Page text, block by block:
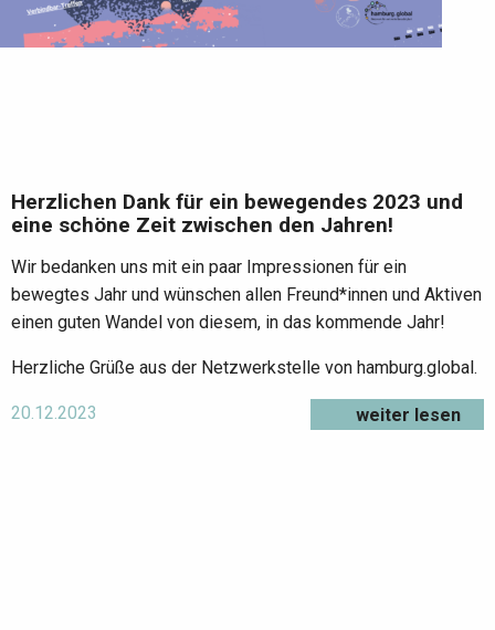
Herzlichen Dank für ein bewegendes 2023 und
eine schöne Zeit zwischen den Jahren!
Wir bedanken uns mit ein paar Impressionen für ein
bewegtes Jahr und wünschen allen Freund*innen und Aktiven
einen guten Wandel von diesem, in das kommende Jahr!
Herzliche Grüße aus der Netzwerkstelle von hamburg.global.
20.12.2023 weiter lesen